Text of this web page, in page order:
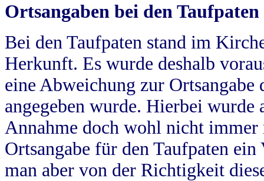
Ortsangaben bei den Taufpaten
Bei den Taufpaten stand im
Herkunft. Es wurde deshalb
eine Abweichung zur
angegeben wurde. Hierbei wurde
Annahme doch wohl nicht
Ortsangabe für den Taufpaten
man aber von der Richtigkeit